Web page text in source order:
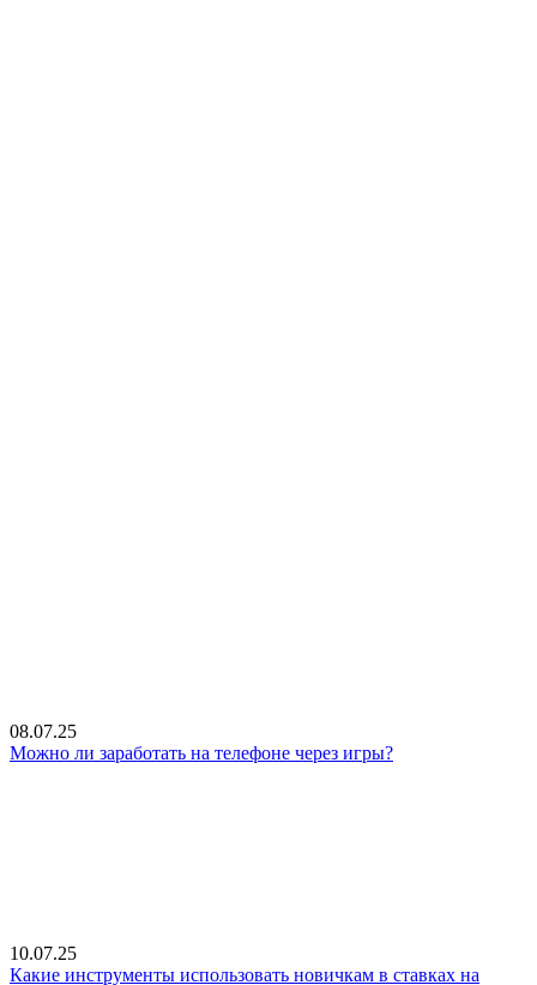
08.07.25
Можно ли заработать на телефоне через игры?
10.07.25
Какие инструменты использовать новичкам в ставках на